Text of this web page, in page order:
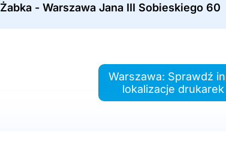
Żabka - Warszawa Jana III Sobieskiego 60
Warszawa: Sprawdź
lokalizacje drukarek